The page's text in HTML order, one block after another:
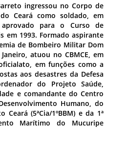
ingressou no Corpo de
Ceará como soldado, em
para o Curso de
em 1993. Formado aspirante
de Bombeiro Militar Dom
atuou no CBMCE, em
em funções como a
aos desastres da Defesa
do Projeto Saúde,
e comandante do Centro
Humano, do
(5ªCia/1ºBBM) e da 1ª
Marítimo do Mucuripe